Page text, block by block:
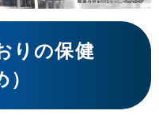
りの保健